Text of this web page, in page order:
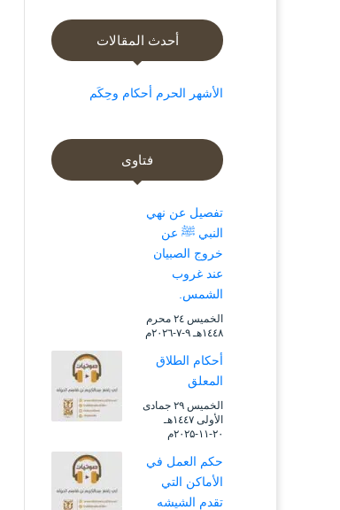
أحدث المقالات
الأشهر الحرم أحكام وحِكَم
فتاوى
تفصيل عن نهي
النبي ﷺ عن
خروج الصبيان
عند غروب
الشمس.
الخميس ۲٤ محرم
۱٤٤۸هـ ۹-۷-۲۰۲٦م
أحكام الطلاق
المعلق
الخميس ۲۹ جمادى
الأولى ۱٤٤۷هـ
۲۰-۱۱-۲۰۲۵م
حكم العمل في
الأماكن التي
تقدم الشيشه